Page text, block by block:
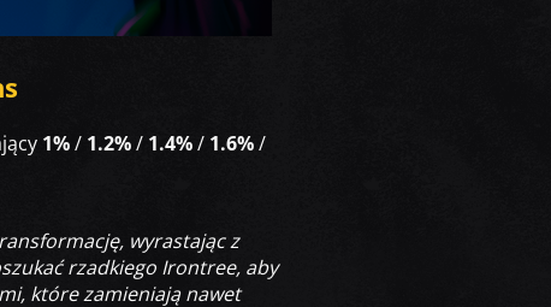
1%/ 1.2%/ 1.4%/ 1.6%/
wyrastając z
rzadkiego Irontree, aby
które zamieniają nawet